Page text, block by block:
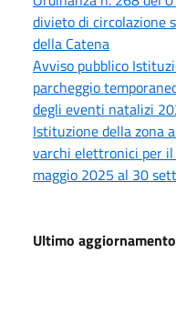
divieto di circolazione
della Catena
Avviso pubblico
parcheggio
degli eventi natalizi
Istituzione della zona
varchi elettronici per il
maggio 2025 al 30
Ultimo aggiornamento